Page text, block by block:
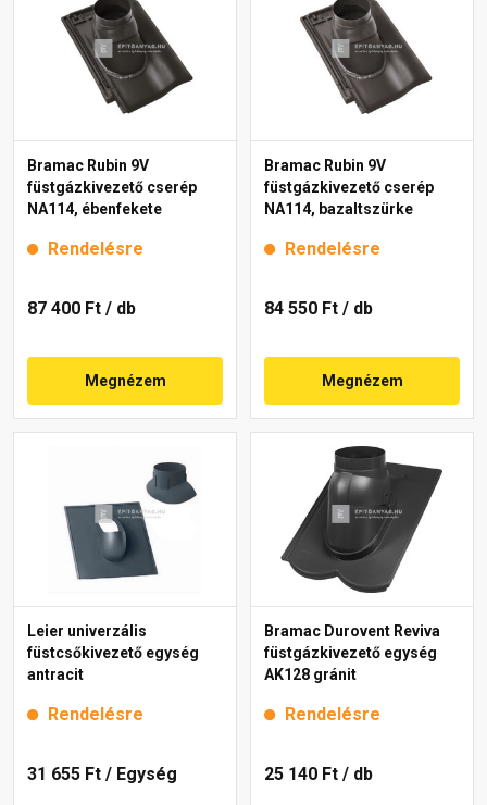
Bramac Rubin 9V
füstgázkivezető cserép
NA114, ébenfekete
Rendelésre
87 400 Ft / db
Megnézem
Bramac Rubin 9V
füstgázkivezető cserép
NA114, bazaltszürke
Rendelésre
84 550 Ft / db
Megnézem
Leier univerzális
füstcsőkivezető egység
antracit
Rendelésre
31 655 Ft / Egység
Bramac Durovent Reviva
füstgázkivezető egység
AK128 gránit
Rendelésre
25 140 Ft / db